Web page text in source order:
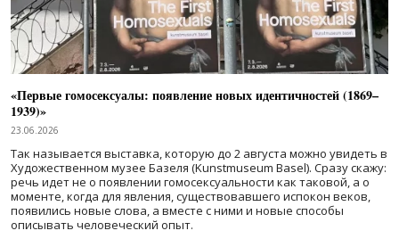
«Первые гомосексуалы: появление новых идентичностей (1869–
1939)»
23.06.2026
Так называется выставка, которую до 2 августа можно увидеть в
Художественном музее Базеля (Kunstmuseum Basel). Сразу скажу:
речь идет не о появлении гомосексуальности как таковой, а о
моменте, когда для явления, существовавшего испокон веков,
появились новые слова, а вместе с ними и новые способы
описывать человеческий опыт.